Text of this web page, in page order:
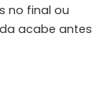
no final ou
acabe antes